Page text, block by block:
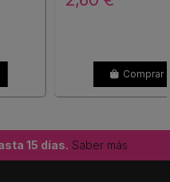
15 días. Saber más